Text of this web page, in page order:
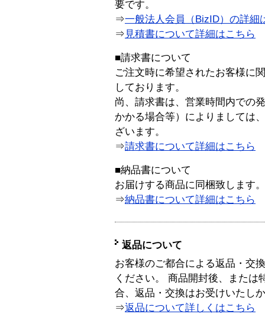
要です。
⇒一般法人会員（BizID）の詳細
⇒ 見積書について詳細はこちら
■請求書について
ご注文時に希望されたお客様に
しております。
尚、請求書は、営業時間内での
かかる場合等）によりましては
ざいます。
⇒請求書について詳細はこちら
■納品書について
お届けする商品に同梱致します。
⇒納品書について詳細はこちら
返品について
お客様のご都合による返品・交
ください。 商品開封後、または
合、返品・交換はお受けいたし
⇒返品について詳しくはこちら